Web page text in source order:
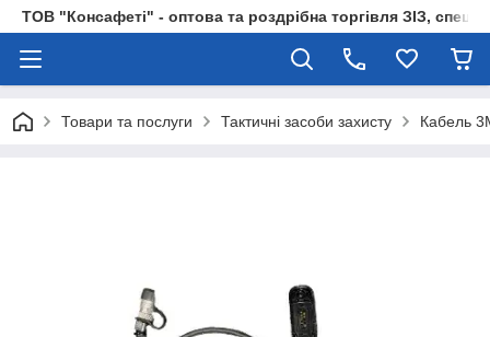
ТОВ "Консафеті" - оптова та роздрібна торгівля ЗІЗ,
Товари та послуги Тактичні засоби захисту Кабель